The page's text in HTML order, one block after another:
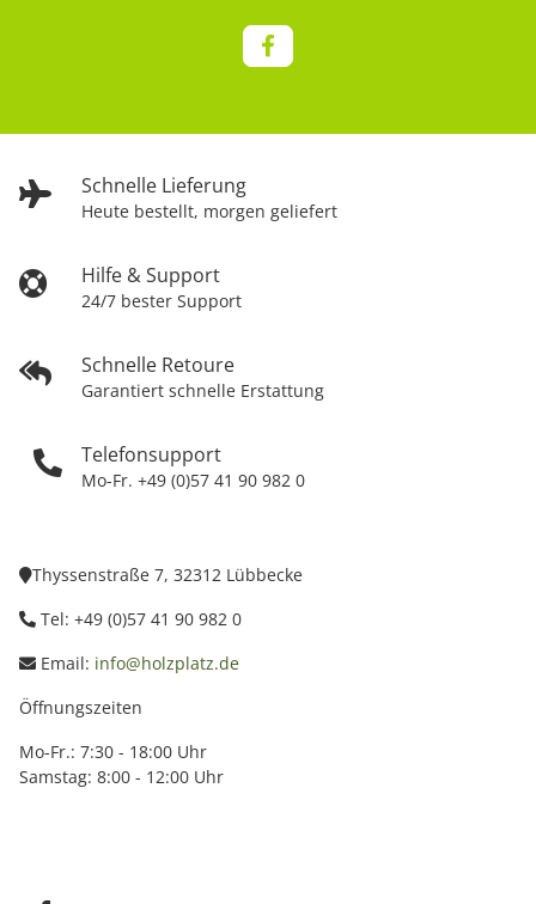
Schnelle Lieferung
Heute bestellt, morgen geliefert
Hilfe & Support
24/7 bester Support
Schnelle Retoure
Garantiert schnelle Erstattung
Telefonsupport
Mo-Fr. +49 (0)57 41 90 982 0
Thyssenstraße 7, 32312 Lübbecke
Tel: +49 (0)57 41 90 982 0
Email: info@holzplatz.de
Öffnungszeiten
Mo-Fr.: 7:30 - 18:00 Uhr
Samstag: 8:00 - 12:00 Uhr